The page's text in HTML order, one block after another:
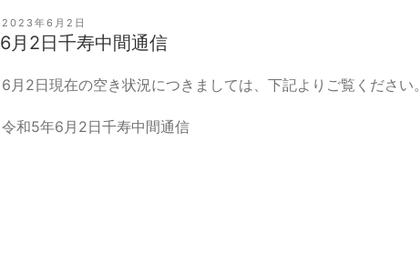
投
稿
日:
2023年6月2日
6月2日千寿中間通信
6月2日現在の空き状況につきましては、下記よりご覧ください。
令和5年6月2日千寿中間通信